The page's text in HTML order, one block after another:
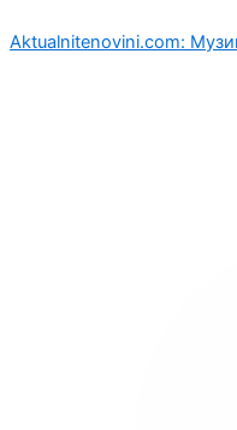
Aktualnitenovini.com: